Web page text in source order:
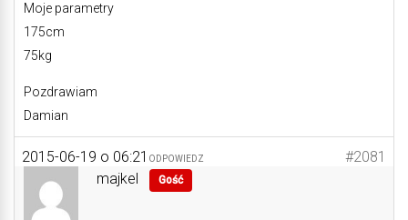
Moje parametry
175cm
75kg
Pozdrawiam
Damian
2015-06-19 o 06:21 #2081
ODPOWIEDZ
majkel Gość